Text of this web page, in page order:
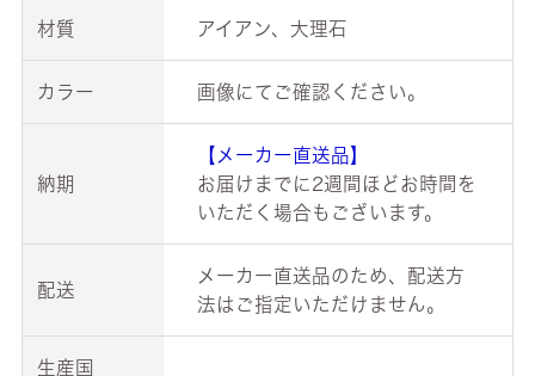
材質 アイアン、大理石
カラー 画像にてご確認ください。
納期
【メーカー直送品】
お届けまでに2週間ほどお時間を
いただく場合もございます。
配送
メーカー直送品のため、配送方
法はご指定いただけません。
生産国